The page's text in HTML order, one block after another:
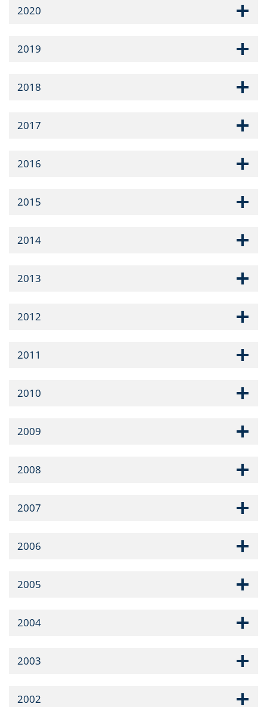
2020
2019
2018
2017
2016
2015
2014
2013
2012
2011
2010
2009
2008
2007
2006
2005
2004
2003
2002